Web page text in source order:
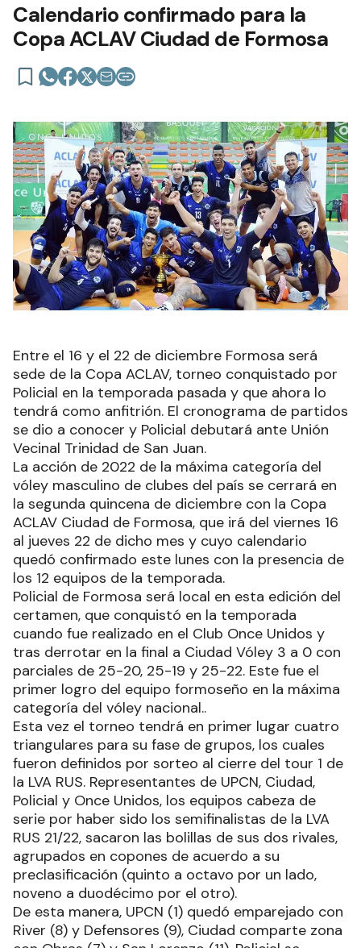
Calendario confirmado para la
Copa ACLAV Ciudad de Formosa
Entre el 16 y el 22 de diciembre Formosa será
sede de la Copa ACLAV, torneo conquistado por
Policial en la temporada pasada y que ahora lo
tendrá como anfitrión. El cronograma de partidos
se dio a conocer y Policial debutará ante Unión
Vecinal Trinidad de San Juan.
La acción de 2022 de la máxima categoría del
vóley masculino de clubes del país se cerrará en
la segunda quincena de diciembre con la Copa
ACLAV Ciudad de Formosa, que irá del viernes 16
al jueves 22 de dicho mes y cuyo calendario
quedó confirmado este lunes con la presencia de
los 12 equipos de la temporada.
Policial de Formosa será local en esta edición del
certamen, que conquistó en la temporada
cuando fue realizado en el Club Once Unidos y
tras derrotar en la final a Ciudad Vóley 3 a 0 con
parciales de 25-20, 25-19 y 25-22. Este fue el
primer logro del equipo formoseño en la máxima
categoría del vóley nacional..
Esta vez el torneo tendrá en primer lugar cuatro
triangulares para su fase de grupos, los cuales
fueron definidos por sorteo al cierre del tour 1 de
la LVA RUS. Representantes de UPCN, Ciudad,
Policial y Once Unidos, los equipos cabeza de
serie por haber sido los semifinalistas de la LVA
RUS 21/22, sacaron las bolillas de sus dos rivales,
agrupados en copones de acuerdo a su
preclasificación (quinto a octavo por un lado,
noveno a duodécimo por el otro).
De esta manera, UPCN (1) quedó emparejado con
River (8) y Defensores (9), Ciudad comparte zona